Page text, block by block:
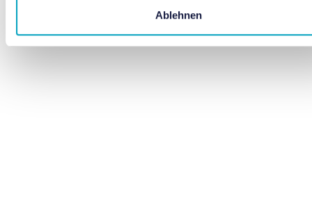
Ablehnen